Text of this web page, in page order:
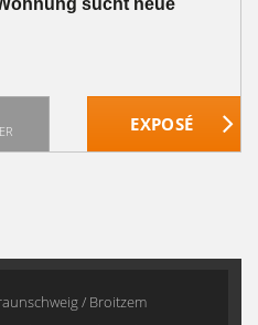
sucht neue
/ Broitzem